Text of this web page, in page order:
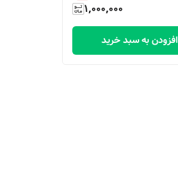
1,000,000
افزودن به سبد خرید